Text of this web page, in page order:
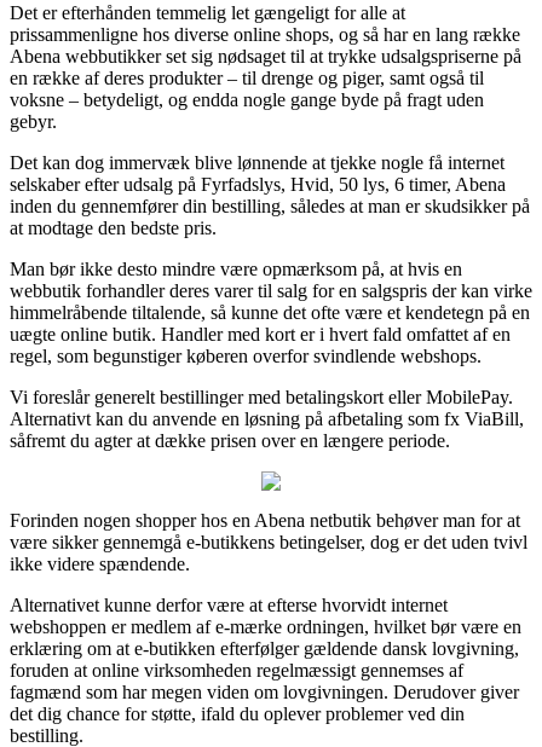
Det er efterhånden temmelig let gængeligt for alle at
prissammenligne hos diverse online shops, og så har en lang række
Abena webbutikker set sig nødsaget til at trykke udsalgspriserne på
en række af deres produkter – til drenge og piger, samt også til
voksne – betydeligt, og endda nogle gange byde på fragt uden
gebyr.
Det kan dog immervæk blive lønnende at tjekke nogle få internet
selskaber efter udsalg på Fyrfadslys, Hvid, 50 lys, 6 timer, Abena
inden du gennemfører din bestilling, således at man er skudsikker på
at modtage den bedste pris.
Man bør ikke desto mindre være opmærksom på, at hvis en
webbutik forhandler deres varer til salg for en salgspris der kan virke
himmelråbende tiltalende, så kunne det ofte være et kendetegn på en
uægte online butik. Handler med kort er i hvert fald omfattet af en
regel, som begunstiger køberen overfor svindlende webshops.
Vi foreslår generelt bestillinger med betalingskort eller MobilePay.
Alternativt kan du anvende en løsning på afbetaling som fx ViaBill,
såfremt du agter at dække prisen over en længere periode.
Forinden nogen shopper hos en Abena netbutik behøver man for at
være sikker gennemgå e-butikkens betingelser, dog er det uden tvivl
ikke videre spændende.
Alternativet kunne derfor være at efterse hvorvidt internet
webshoppen er medlem af e-mærke ordningen, hvilket bør være en
erklæring om at e-butikken efterfølger gældende dansk lovgivning,
foruden at online virksomheden regelmæssigt gennemses af
fagmænd som har megen viden om lovgivningen. Derudover giver
det dig chance for støtte, ifald du oplever problemer ved din
bestilling.